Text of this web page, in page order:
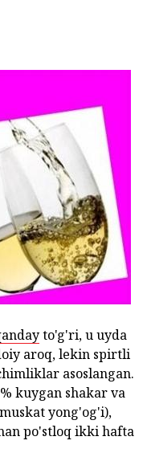
to'g'ri, u uyda
aroq, lekin spirtli
asoslangan.
kuygan shakar va
yong'og'i),
po'stloq ikki hafta